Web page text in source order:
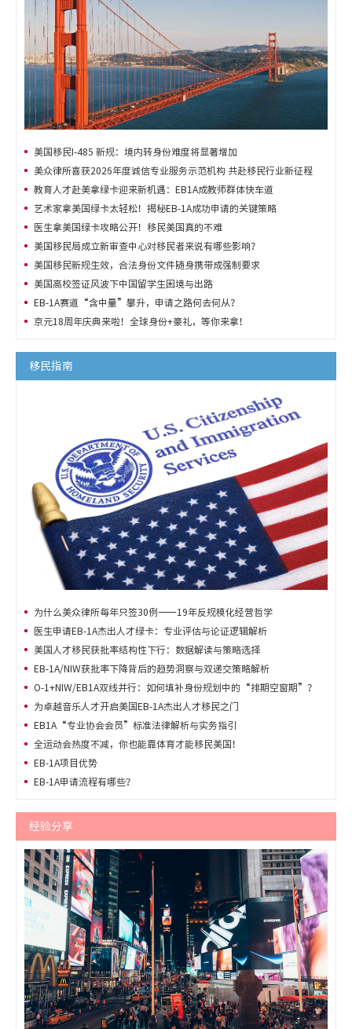
美国移民I-485 新规：境内转身份难度将显著增加
美众律所喜获2026年度诚信专业服务示范机构 共赴移民行业新征程
教育人才赴美拿绿卡迎来新机遇：EB1A成教师群体快车道
艺术家拿美国绿卡太轻松！揭秘EB-1A成功申请的关键策略
医生拿美国绿卡攻略公开！移民美国真的不难
美国移民局成立新审查中心对移民者来说有哪些影响？
美国移民新规生效，合法身份文件随身携带成强制要求
美国高校签证风波下中国留学生困境与出路
EB-1A赛道“含中量”攀升，申请之路何去何从？
京元18周年庆典来啦！全球身份+豪礼，等你来拿！
移民指南
为什么美众律所每年只签30例——19年反规模化经营哲学
医生申请EB-1A杰出人才绿卡：专业评估与论证逻辑解析
美国人才移民获批率结构性下行：数据解读与策略选择
EB-1A/NIW获批率下降背后的趋势洞察与双递交策略解析
O-1+NIW/EB1A双线并行：如何填补身份规划中的“排期空窗期”？
为卓越音乐人才开启美国EB-1A杰出人才移民之门
EB1A“专业协会会员”标准法律解析与实务指引
全运动会热度不减，你也能靠体育才能移民美国！
EB-1A项目优势
EB-1A申请流程有哪些？
经验分享